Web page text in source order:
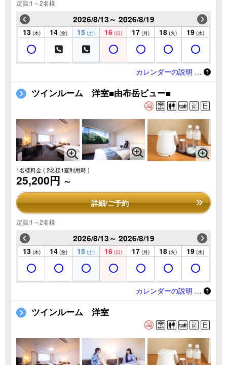
定員:1～2名様
2026/8/13～ 2026/8/19
13 (木) 14 (金) 15 (土) 16 (日) 17 (月) 18 (火) 19 (水)
カレンダーの説明 …
ツインルーム 洋室■由布岳ビュー■
1名様料金( 2名様1室利用時 )
25,200円 ～
詳細/ご予約
定員:1～2名様
2026/8/13～ 2026/8/19
13 (木) 14 (金) 15 (土) 16 (日) 17 (月) 18 (火) 19 (水)
カレンダーの説明 …
ツインルーム 洋室